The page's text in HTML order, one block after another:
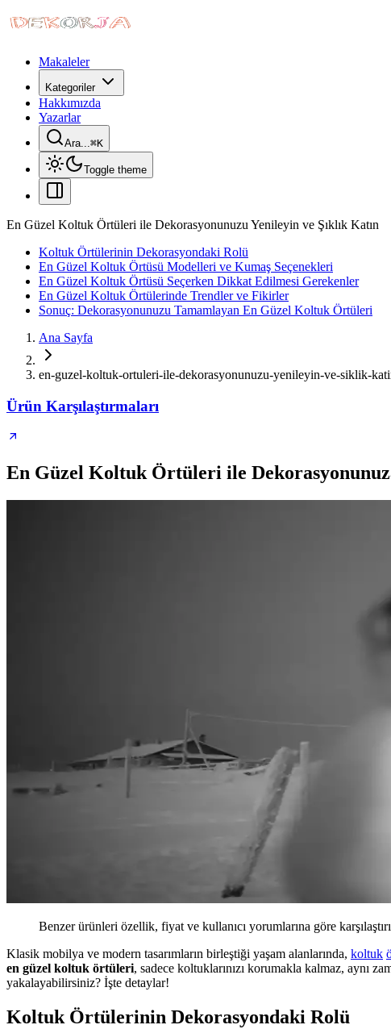
Makaleler
Kategoriler
Hakkımızda
Yazarlar
Ara...⌘K
Toggle theme
En Güzel Koltuk Örtüleri ile Dekorasyonunuzu Yenileyin ve Şıklık Katın
Koltuk Örtülerinin Dekorasyondaki Rolü
En Güzel Koltuk Örtüsü Modelleri ve Kumaş Seçenekleri
En Güzel Koltuk Örtüsü Seçerken Dikkat Edilmesi Gerekenler
En Güzel Koltuk Örtülerinde Trendler ve Fikirler
Sonuç: Dekorasyonunuzu Tamamlayan En Güzel Koltuk Örtüleri
Ana Sayfa
en-guzel-koltuk-ortuleri-ile-dekorasyonunuzu-yenileyin-ve-siklik-
Ürün Karşılaştırmaları
En Güzel Koltuk Örtüleri ile
Benzer ürünleri özellik, fiyat ve kullanıcı yorumlarına göre
Klasik mobilya ve modern tasarımların birleştiği yaşam alanlarında, koltuk
en güzel koltuk örtüleri, sadece koltuklarınızı korumakla kalmaz, aynı
yakalayabilirsiniz? İşte detaylar!
Koltuk Örtülerinin Dekorasyondaki Rolü